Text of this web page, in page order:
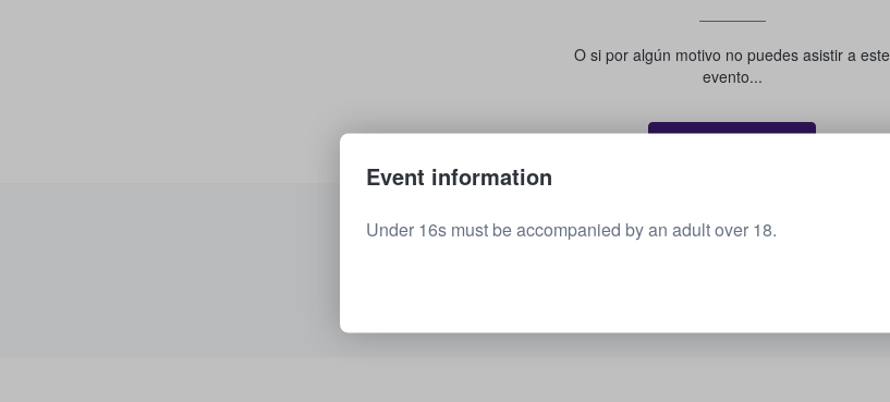
O si por algún motivo no puedes asistir a este
evento...
Consulta todos los próximos eventos
Event information
Under 16s must be accompanied by an adult over 18.